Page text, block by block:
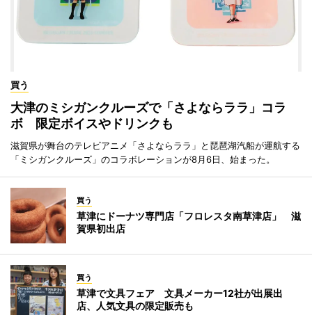
買う
大津のミシガンクルーズで「さよならララ」コラ
ボ 限定ボイスやドリンクも
滋賀県が舞台のテレビアニメ「さよならララ」と琵琶湖汽船が運航する
「ミシガンクルーズ」のコラボレーションが8月6日、始まった。
買う
草津にドーナツ専門店「フロレスタ南草津店」 滋
賀県初出店
買う
草津で文具フェア 文具メーカー12社が出展出
店、人気文具の限定販売も